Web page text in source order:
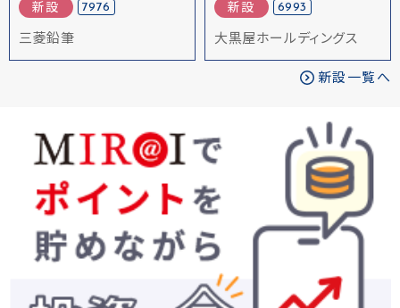
新設 7976
三菱鉛筆
新設 6993
大黒屋ホールディングス
新設一覧へ